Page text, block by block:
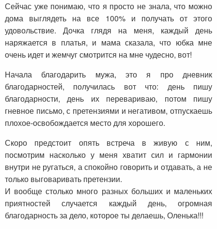
Сейчас уже понимаю, что я просто не знала, что можно
дома выглядеть на все 100% и получать от этого
удовольствие. Дочка глядя на меня, каждый день
наряжается в платья, и мама сказала, что юбка мне
очень идет и жемчуг смотрится на мне чудесно, вот!
Начала благодарить мужа, это я про дневник
благодарностей, получилась вот что: день пишу
благодарности, день их перевариваю, потом пишу
гневное письмо, с претензиями и негативом, отпускаешь
плохое-освобождается место для хорошего.
Скоро предстоит опять встреча в живую с ним,
посмотрим насколько у меня хватит сил и гармонии
внутри не ругаться, а спокойно говорить и отдавать, а не
только выговаривать претензии.
И вообще столько много разных больших и маленьких
приятностей случается каждый день, огромная
благодарность за дело, которое ты делаешь, Оленька!!!